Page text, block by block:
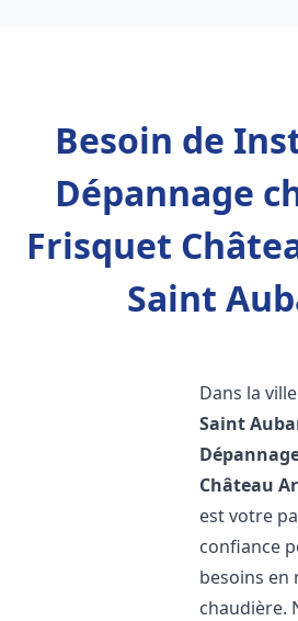
Besoin de
Dépannage
Frisquet
Saint
Dans la
Saint
Château
est votre
confiance
besoins en
chaudière.